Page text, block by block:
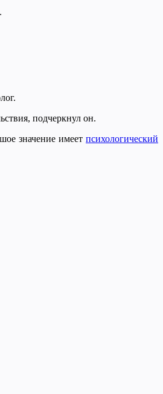
подчеркнул он.
значение имеет психологический